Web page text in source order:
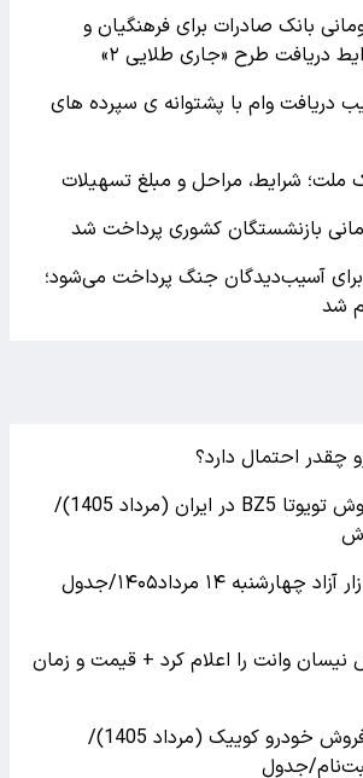
تومانی بانک صادرات برای فرهنگیان و
دریافت طرح «جاری طلایی ۲»
دریافت وام با پشتوانه ی سپرده های
ملت؛ شرایط، مراحل و مبلغ تسهیلات
آسیب‌دیدگان جنگ پرداخت می‌شود؛
شد
احتمال دارد؟
اولین بخشنامه فروش تویوتا BZ5 در ایران (مرداد 1405)/
قیمت خودرو در بازار آزاد چهارشنبه ۱۴ مرداد۱۴۰۵/جدول
نیسان وانت را اعلام کرد + قیمت و زمان
طرح جدید پیش فروش خودرو کوییک (مرداد 1405)/
جدول